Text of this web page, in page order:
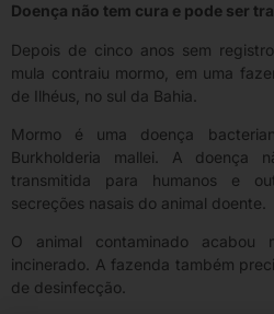
Doença não tem cura e pode ser
Depois de cinco anos sem
mula contraiu mormo, em uma
de Ilhéus, no sul da Bahia.
Mormo é uma doença
Burkholderia mallei. A
transmitida para humanos e
secreções nasais do animal doente.
O animal contaminado
incinerado. A fazenda também
de desinfecção.